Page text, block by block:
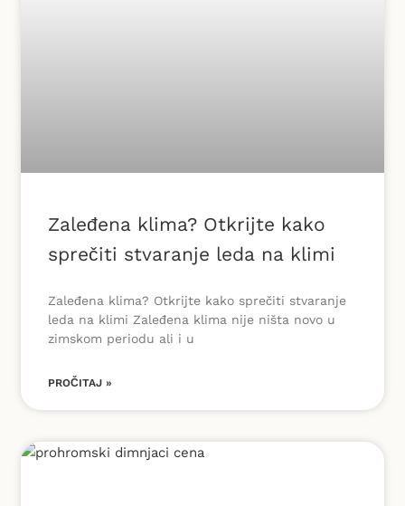
Zaleđena klima? Otkrijte kako
sprečiti stvaranje leda na klimi
Zaleđena klima? Otkrijte kako sprečiti stvaranje
leda na klimi Zaleđena klima nije ništa novo u
zimskom periodu ali i u
PROČITAJ »